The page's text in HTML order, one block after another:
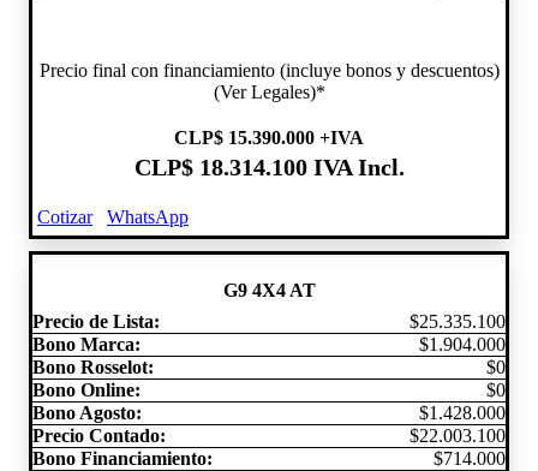
Precio final con financiamiento (incluye bonos y descuentos)
(Ver Legales)*
CLP$ 15.390.000 +IVA
CLP$ 18.314.100IVA Incl.
Cotizar WhatsApp
G9 4X4 AT
Precio de Lista:
$25.335.100
Bono Marca:
$1.904.000
Bono Rosselot:
$0
Bono Online:
$0
Bono Agosto:
$1.428.000
Precio Contado:
$22.003.100
Bono Financiamiento:
$714.000